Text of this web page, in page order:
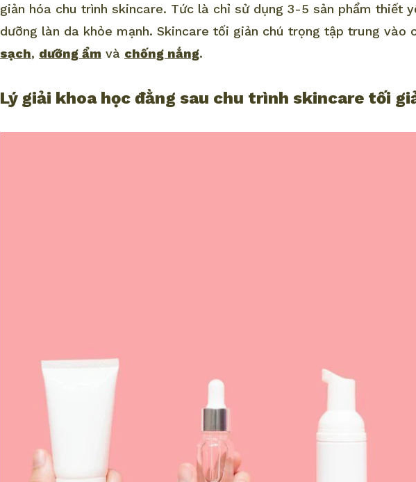
giản hóa chu trình skincare. Tức là chỉ sử dụng 3-5 sản phẩm thiết
dưỡng làn da khỏe mạnh. Skincare tối giản chú trọng tập trung vào
sạch, dưỡng ẩm và chống nắng.
Lý giải khoa học đằng sau chu trình skincare tối